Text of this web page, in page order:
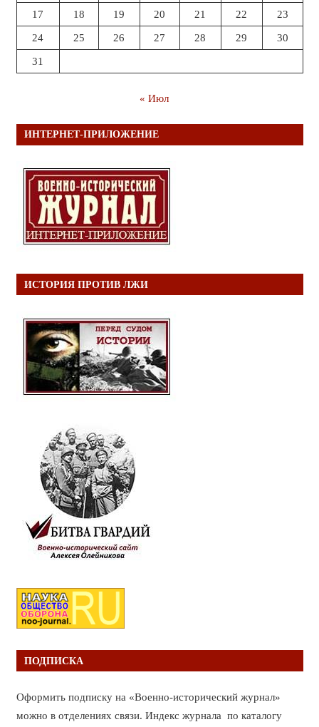
17 18 19 20 21 22 23
24 25 26 27 28 29 30
31
« Июл
ИНТЕРНЕТ-ПРИЛОЖЕНИЕ
ИСТОРИЯ ПРОТИВ ЛЖИ
ПОДПИСКА
Оформить подписку на «Военно-исторический журнал»
можно в отделениях связи. Индекс журнала по каталогу